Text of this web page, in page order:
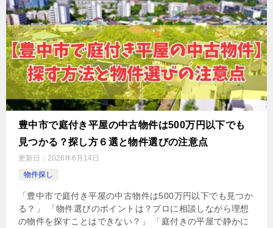
豊中市で庭付き平屋の中古物件は500万円以下でも
見つかる？探し方６選と物件選びの注意点
更新日： 2026年6月14日
物件探し
「豊中市で庭付き平屋の中古物件は500万円以下でも見つか
る？」 「物件選びのポイントは？プロに相談しながら理想
の物件を探すことはできない？」 「庭付きの平屋で静かに